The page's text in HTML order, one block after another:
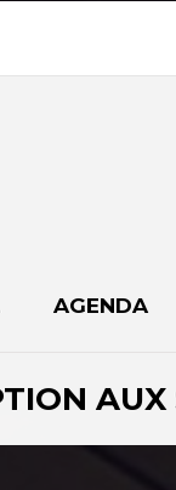
AGENDA
AUX